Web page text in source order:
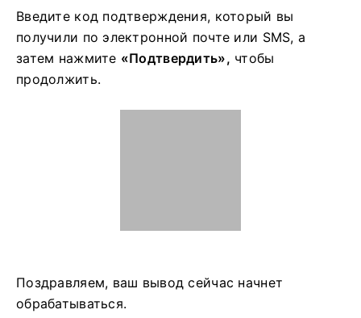
Введите код подтверждения, который вы
получили по электронной почте или SMS, а
затем нажмите «Подтвердить», чтобы
продолжить.